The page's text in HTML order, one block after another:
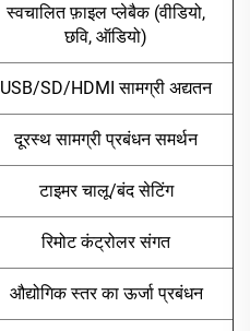
स्वचालित फ़ाइल प्लेबैक (वीडियो,
छवि, ऑडियो)
USB/SD/HDMI सामग्री अद्यतन
दूरस्थ सामग्री प्रबंधन समर्थन
टाइमर चालू/बंद सेटिंग
रिमोट कंट्रोलर संगत
औद्योगिक स्तर का ऊर्जा प्रबंधन